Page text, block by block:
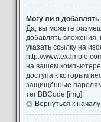
Могу ли я
Да, вы можете
добавлять
указать ссылку на
http://
на вашем
доступа к которым
защищённые
тег BBCode [img].
Вернуться к началу